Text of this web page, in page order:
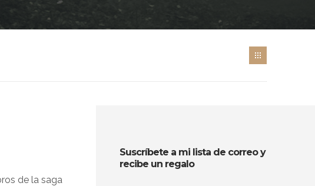
de la saga
Suscríbete a mi lista de correo y
recibe un regalo